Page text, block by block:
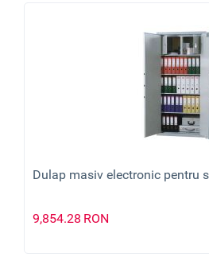
Dulap masiv electronic pentru
9,854.28 RON